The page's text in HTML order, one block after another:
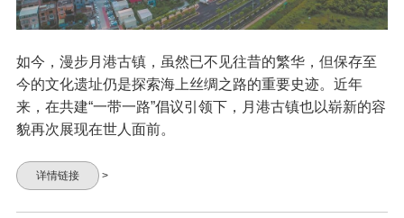
如今，漫步月港古镇，虽然已不见往昔的繁华，但保存至
今的文化遗址仍是探索海上丝绸之路的重要史迹。近年
来，在共建“一带一路”倡议引领下，月港古镇也以崭新的容
貌再次展现在世人面前。
详情链接 >